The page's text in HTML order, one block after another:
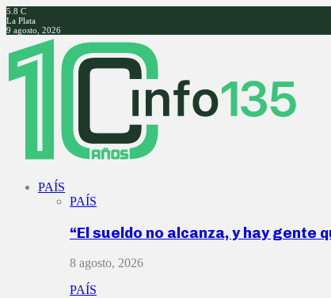
5.8 C
La Plata
9 agosto, 2026
Facebook
Twitter
Instagram
Youtube
PAÍS
PAÍS
“El sueldo no alcanza, y hay gente
8 agosto, 2026
PAÍS